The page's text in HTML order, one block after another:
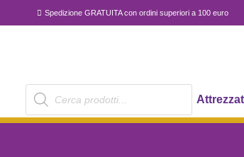
Spedizione GRATUITA con ordini superiori a 100 euro
Products
search